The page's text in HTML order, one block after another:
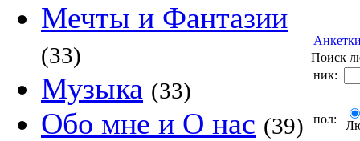
Мечты и Фантазии
(33)
Музыка (33)
Обо мне и О нас (39)
Поиск
ник:
пол: